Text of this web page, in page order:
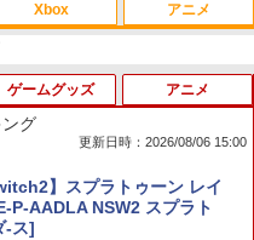
ン レイダース|オンライン
デジタル・エディション
Language: Japan
2200B01)
Xbox
イドカード 10,000円 デジ
旧 Xbox ギフトカード】
アニメ
の刃」無限城編 第一章 猗
版 [Blu-ray]
グ
更新日時：2026/08/06 15:00
】スプラトゥーン レイ
P-AADLA NSW2 スプラト
-ス]
ゲームグッズ アニメ